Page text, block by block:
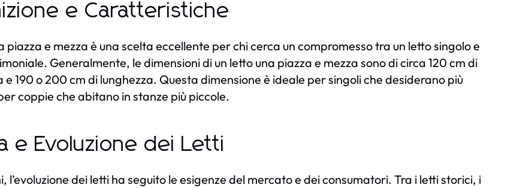
e Caratteristiche
piazza e mezza è una scelta eccellente per chi cerca un compromesso tra un letto singolo e
Generalmente, le dimensioni di un letto una piazza e mezza sono di circa 120 cm di
e 190 o 200 cm di lunghezza. Questa dimensione è ideale per singoli che desiderano più
coppie che abitano in stanze più piccole.
e Evoluzione dei Letti
l’evoluzione dei letti ha seguito le esigenze del mercato e dei consumatori. Tra i letti storici, i